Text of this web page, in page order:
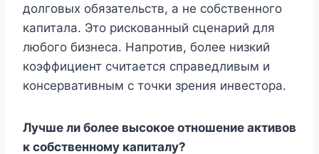
долговых обязательств, а не собственного
капитала. Это рискованный сценарий для
любого бизнеса. Напротив, более низкий
коэффициент считается справедливым и
консервативным с точки зрения инвестора.
Лучше ли более высокое отношение активов
к собственному капиталу?